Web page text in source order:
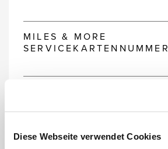
Diese Webseite verwendet Cookies
MILES & MORE
SERVICEKARTENNUMMER